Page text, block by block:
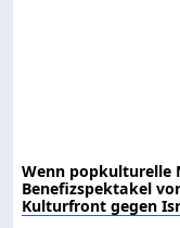
Wenn popkulturelle
Benefizspektakel
Kulturfront gegen